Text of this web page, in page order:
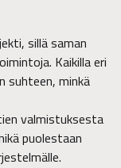
sillä saman
Kaikilla eri
suhteen, minkä
valmistuksesta
puolestaan